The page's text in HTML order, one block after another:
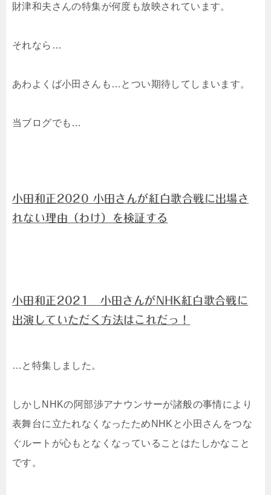
財津和夫さんの特集が何度も放映されています。
それなら…
あわよくば小田さんも…とつい期待してしまいます。
当ブログでも…
小田和正2020 小田さんが紅白歌合戦に出場さ
れない理由（わけ）を検証する
小田和正2021 小田さんがNHK紅白歌合戦に
出演していただく方法はこれだっ！
…と特集しました。
しかしNHKの阿部渉アナウンサーが諸般の事情により
表舞台に立たれなくなったためNHKと小田さんをつな
ぐルートが心もとなくなっていることはたしかなこと
です。